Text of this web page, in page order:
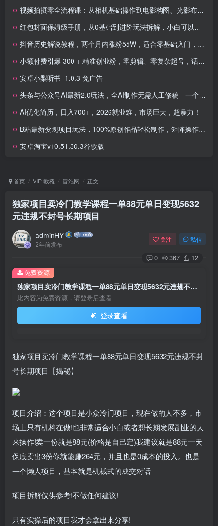
视频拍摄零全流程课：从相机基础操作到电影构图、光影布光、分镜头设计等
红包封面保姆级手册，从0基础到进阶玩法拆解，小白可以快速入手
抖音历史解说教程，两个月内涨粉55W，适合零基础入门，可过伙伴计划
小额付费引爆 300 + 精准创业粉，零剪辑、零复杂起号，话术撬动被动引流，当日实操即见成效
安卓小梨听书_1.0.3 免广告
头条与公众号AI最新2.0玩法，全AI制作无需人工修稿，一个标题生成文章…
AI优化简历，日入700+，2026就业难，市场巨大，超暴力！
B站最新变现项目玩法，100%原创作品轻松制作，矩阵操作单日收益300+
安卓淘宝v10.51.30.3谷歌版
首页 VIP 教程 冒泡网 正文
独家项目卖冷门教学课程一单88元单日变现5632
元违规不封号长期项目
adminHY
2年前发布
关注 私信
0 367 12
独家项目卖冷门教学课程一单88元单日变现5632元违规不封号长期项目
此内容为免费资源，请登录后查看
登录查看
免费资源
独家项目卖冷门教学课程一单88元单日变现5632元违规不封
号长期项目【揭秘】
项目介绍：这个项目是小众冷门项目，现在做的人不多，市
场上只有机构在做!也非常适合小白或者想长期发展副业的人
来操作!卖一份就是88元(价格是自己定)我建议就是88元一天
保底卖出3份你就能赚264元，并且也是0成本的投入。也是
一个懒人项目，基本就是机械式的成交对话
项目拆解仅供参考!不做任何建议!
只有实操后的项目我才会拿出来分享!